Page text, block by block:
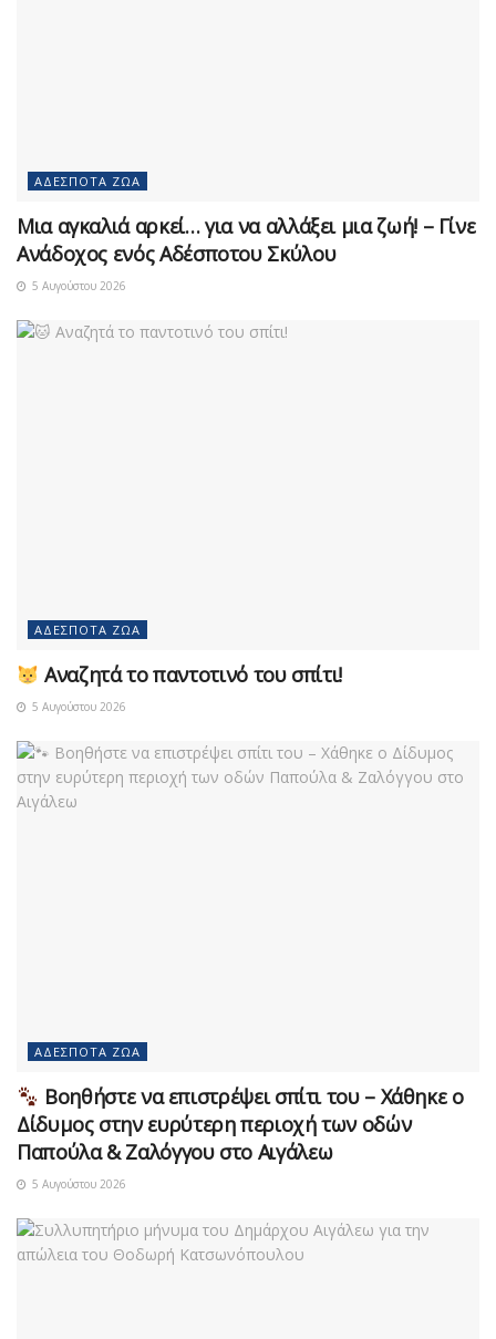
ΑΔΈΣΠΟΤΑ ΖΏΑ
Μια αγκαλιά αρκεί… για να αλλάξει μια ζωή! – Γίνε
Ανάδοχος ενός Αδέσποτου Σκύλου
5 Αυγούστου 2026
ΑΔΈΣΠΟΤΑ ΖΏΑ
Αναζητά το παντοτινό του σπίτι!
5 Αυγούστου 2026
ΑΔΈΣΠΟΤΑ ΖΏΑ
Βοηθήστε να επιστρέψει σπίτι του – Χάθηκε ο
Δίδυμος στην ευρύτερη περιοχή των οδών
Παπούλα & Ζαλόγγου στο Αιγάλεω
5 Αυγούστου 2026